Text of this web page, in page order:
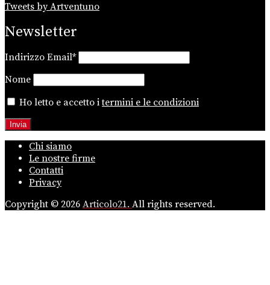
Tweets by Artventuno
Newsletter
Indirizzo Email*
Nome
Ho letto e accetto itermini e le condizioni
Chi siamo
Le nostre firme
Contatti
Privacy
Copyright © 2026 Articolo21. All rights reserved.